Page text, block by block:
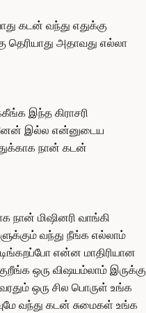
கடன் வந்து எதுக்கு
தெரியாது அதாவது எல்லா
இந்த கிராசரி
இல்ல என்னுடைய
நான் கடன்
நான் மிஷினரி வாங்கி
வந்து நீங்க எல்லாம்
என்ன மாதிரியான
ஒரு விஷயம்லாம் இருக்கு
ஒரு சில பொருள் உங்க
வந்து கடன் சுமைகள் உங்க